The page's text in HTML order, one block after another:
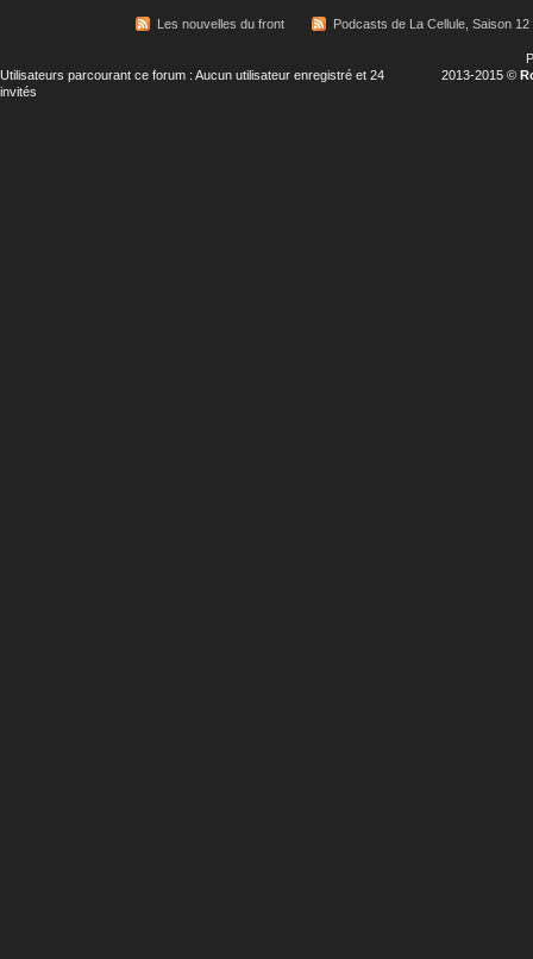
Les nouvelles du front Podcasts de La Cellule, Saison 12
Utilisateurs parcourant ce forum : Aucun utilisateur enregistré et 24
invités
2013-2015 ©